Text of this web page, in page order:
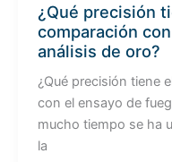
¿Qué precisión
comparación
análisis de oro?
¿Qué precisión tiene
con el ensayo de
mucho tiempo se ha
la
ensayo
de
para
análisis
de
oro?